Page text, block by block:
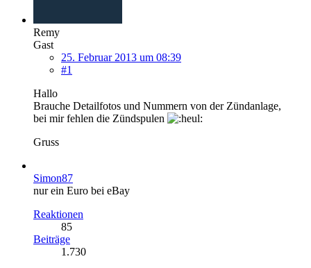
Remy
Gast
25. Februar 2013 um 08:39
#1
Hallo
Brauche Detailfotos und Nummern von der Zündanlage,
bei mir fehlen die Zündspulen
Gruss
Simon87
nur ein Euro bei eBay
Reaktionen
85
Beiträge
1.730